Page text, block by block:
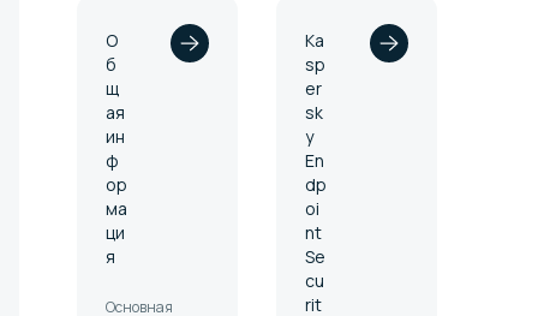
О
б
щ
ая
ин
ф
ор
ма
ци
я
Основная
Ka
sp
er
sk
y
En
dp
oi
nt
Se
cu
rit